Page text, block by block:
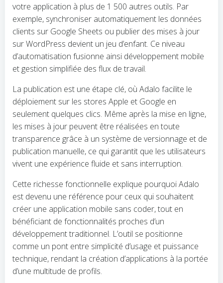
votre application à plus de 1 500 autres outils. Par
exemple, synchroniser automatiquement les données
clients sur Google Sheets ou publier des mises à jour
sur WordPress devient un jeu d’enfant. Ce niveau
d’automatisation fusionne ainsi développement mobile
et gestion simplifiée des flux de travail.
La publication est une étape clé, où Adalo facilite le
déploiement sur les stores Apple et Google en
seulement quelques clics. Même après la mise en ligne,
les mises à jour peuvent être réalisées en toute
transparence grâce à un système de versionnage et de
publication manuelle, ce qui garantit que les utilisateurs
vivent une expérience fluide et sans interruption.
Cette richesse fonctionnelle explique pourquoi Adalo
est devenu une référence pour ceux qui souhaitent
créer une application mobile sans coder, tout en
bénéficiant de fonctionnalités proches d’un
développement traditionnel. L’outil se positionne
comme un pont entre simplicité d’usage et puissance
technique, rendant la création d’applications à la portée
d’une multitude de profils.